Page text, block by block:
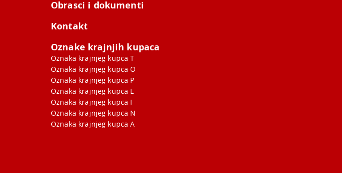
Obrasci i dokumenti
Kontakt
Oznake krajnjih kupaca
Oznaka krajnjeg kupca T
Oznaka krajnjeg kupca O
Oznaka krajnjeg kupca P
Oznaka krajnjeg kupca L
Oznaka krajnjeg kupca I
Oznaka krajnjeg kupca N
Oznaka krajnjeg kupca A